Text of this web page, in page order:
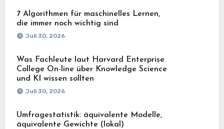
7 Algorithmen für maschinelles Lernen,
die immer noch wichtig sind
Juli 30, 2026
Was Fachleute laut Harvard Enterprise
College On-line über Knowledge Science
und KI wissen sollten
Juli 30, 2026
Umfragestatistik: äquivalente Modelle,
äquivalente Gewichte (lokal)